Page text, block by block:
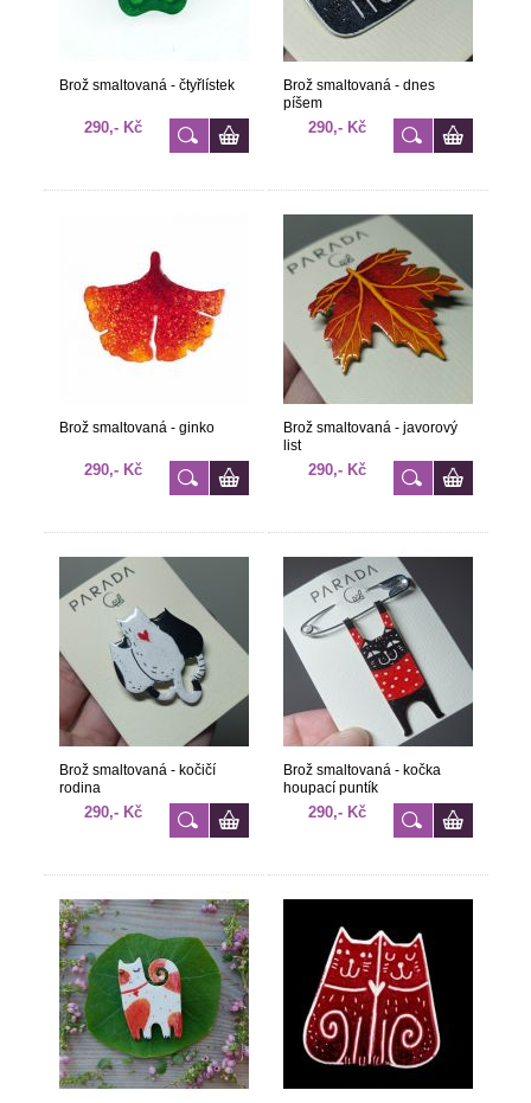
Brož smaltovaná - čtyřlístek
290,- Kč
Brož smaltovaná - dnes
píšem
290,- Kč
Brož smaltovaná - ginko
290,- Kč
Brož smaltovaná - javorový
list
290,- Kč
Brož smaltovaná - kočičí
rodina
290,- Kč
Brož smaltovaná - kočka
houpací puntík
290,- Kč